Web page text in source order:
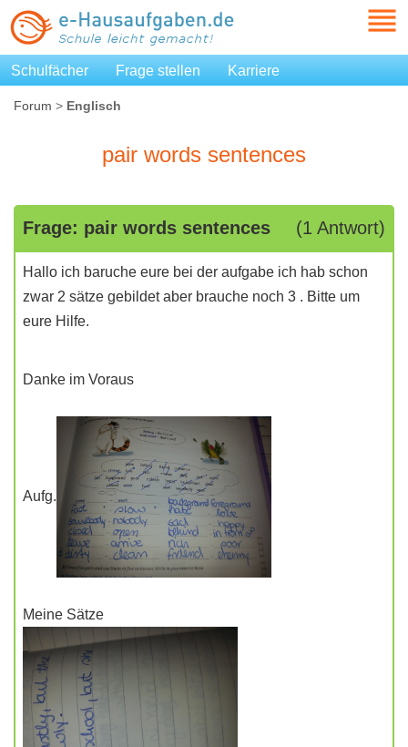
Schulfächer Frage stellen Karriere
Forum > Englisch
pair words sentences
Frage: pair words sentences (1 Antwort)
Hallo ich baruche eure bei der aufgabe ich hab schon
zwar 2 sätze gebildet aber brauche noch 3 . Bitte um
eure Hilfe.
Danke im Voraus
Aufg.
Meine Sätze